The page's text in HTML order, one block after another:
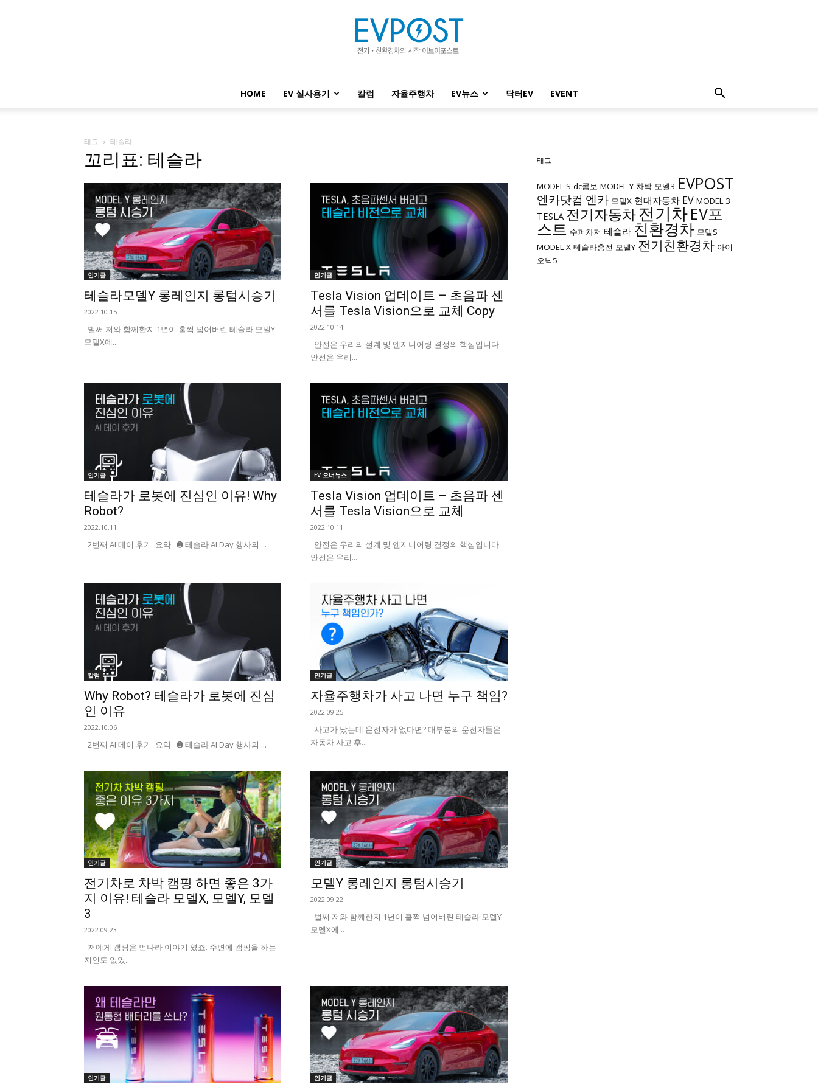
HOME EV 실사용기 칼럼 자율주행차 EV뉴스 닥터EV EVENT
태그 테슬라
꼬리표: 테슬라
인기글
테슬라모델Y 롱레인지 롱텀시승기
2022.10.15
벌써 저와 함께한지 1년이 훌쩍 넘어버린 테슬라 모델Y
모델X에...
인기글
Tesla Vision 업데이트 – 초음파 센
서를 Tesla Vision으로 교체 Copy
2022.10.14
안전은 우리의 설계 및 엔지니어링 결정의 핵심입니다.
안전은 우리...
인기글
테슬라가 로봇에 진심인 이유! Why
Robot?
2022.10.11
2번째 AI 데이 후기 요약 ➊ 테슬라 AI Day 행사의 ...
EV 오너뉴스
Tesla Vision 업데이트 – 초음파 센
서를 Tesla Vision으로 교체
2022.10.11
안전은 우리의 설계 및 엔지니어링 결정의 핵심입니다.
안전은 우리...
칼럼
Why Robot? 테슬라가 로봇에 진심
인 이유
2022.10.06
2번째 AI 데이 후기 요약 ➊ 테슬라 AI Day 행사의 ...
인기글
자율주행차가 사고 나면 누구 책임?
2022.09.25
사고가 났는데 운전자가 없다면? 대부분의 운전자들은
자동차 사고 후...
인기글
전기차로 차박 캠핑 하면 좋은 3가
지 이유! 테슬라 모델X, 모델Y, 모델
3
2022.09.23
저에게 캠핑은 먼나라 이야기 였죠. 주변에 캠핑을 하는
지인도 없었...
인기글
모델Y 롱레인지 롱텀시승기
2022.09.22
벌써 저와 함께한지 1년이 훌쩍 넘어버린 테슬라 모델Y
모델X에...
인기글 인기글
태그
MODEL S dc콤보 MODEL Y 차박 모델3 EVPOST
엔카닷컴 엔카 모델X 현대자동차 EV MODEL 3
TESLA 전기자동차전기차EV포
스트 수퍼차저 테슬라 친환경차 모델S
MODEL X 테슬라충전 모델Y 전기친환경차 아이
오닉5